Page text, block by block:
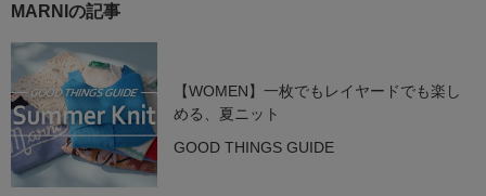
MARNIの記事
【WOMEN】一枚でもレイヤードでも楽し
める、夏ニット
GOOD THINGS GUIDE